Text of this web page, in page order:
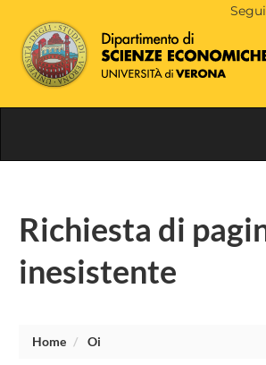
Richiesta di
inesistente
Home Oi